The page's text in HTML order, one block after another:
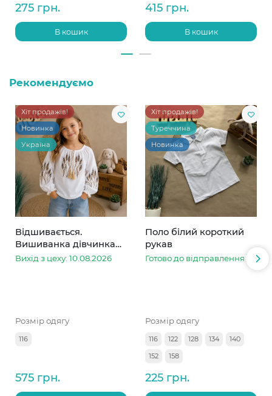
275 грн.
В кошик
415 грн.
В кошик
Рекомендуємо
Хіт продажів!
Новинка
Україна
Відшивається.
Вишиванка дівчинка
колоски
Вихід з цеху: 10.08.2026
Розмір одягу
116
575 грн.
Хіт продажів!
Туреччина
Новинка
Поло білий короткий
рукав
Готово до відправлення
Розмір одягу
116 122 128 134
140
152
158
225 грн.